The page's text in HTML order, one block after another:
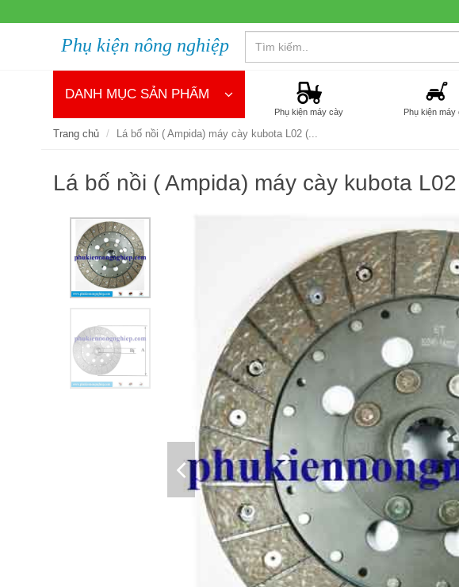
Phụ kiện nông nghiệp
DANH MỤC SẢN PHẨM
Phụ kiện máy cày Phụ kiện máy
Trang chủ Lá bố nồi ( Ampida) máy cày kubota L02 (...
Lá bố nồi ( Ampida) máy cày kubota